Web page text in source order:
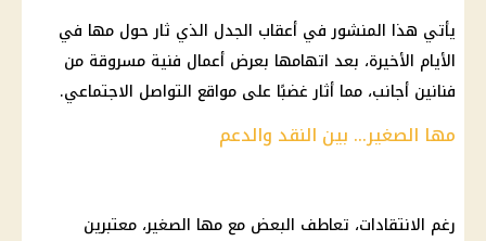
يأتي هذا المنشور في أعقاب الجدل الذي ثار حول مها في
الأيام الأخيرة، بعد اتهامها بعرض أعمال فنية مسروقة من
فنانين أجانب، مما أثار غضبًا على مواقع التواصل الاجتماعي.
مها الصغير... بين النقد والدعم
رغم الانتقادات، تعاطف البعض مع مها الصغير، معتبرين